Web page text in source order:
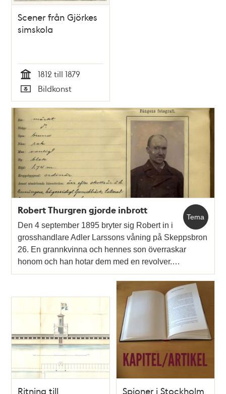
Scener från Gjörkes
simskola
Tid
1812 till 1879
Typ
Bildkonst
Tema
Robert Thurgren gjorde inbrott
Den 4 september 1895 bryter sig Robert in i
grosshandlare Adler Larssons våning på Skeppsbron
26. En grannkvinna och hennes son överraskar
honom och han hotar dem med en revolver.…
Ritning till
Spioner i Stockholm